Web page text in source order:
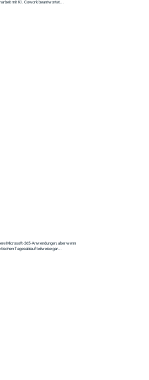
mit KI. Cowork beantwortet...
Microsoft-365-Anwendungen, aber wenn
Tagesablauf teilweise gar...